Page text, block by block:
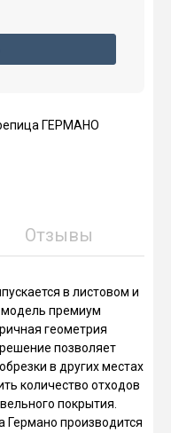
Отзывы
в листовом и
премиум
геометрия
позволяет
в других местах
количество отходов
покрытия.
производится